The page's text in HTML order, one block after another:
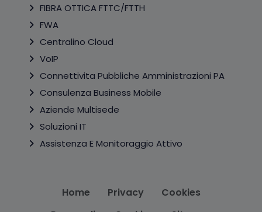
FIBRA OTTICA FTTC/FTTH
FWA
Centralino Cloud
VoIP
Connettivita Pubbliche Amministrazioni PA
Consulenza Business Mobile
Aziende Multisede
Soluzioni IT
Assistenza E Monitoraggio Attivo
Home Privacy
Cookies